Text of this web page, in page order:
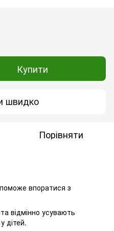
Купити
швидко
Порівняти
впоратися з
відмінно усувають
дітей.